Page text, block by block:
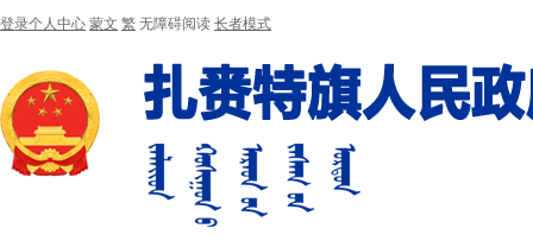
登录个人中心 蒙文 繁 无障碍阅读 长者模式